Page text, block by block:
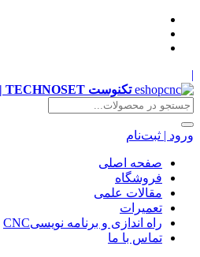
|
تکنوست TECHNOSET | فروش تعمیرات آموزش برنامه نویسی cnc زیمنس فانوک هایدن siemens ,fanuc, heidenhain ,hust, gsk
ورود | ثبت‌نام
صفحه اصلی
فروشگاه
مقالات علمی
تعمیرات
راه اندازی و برنامه نویسیCNC
تماس با ما